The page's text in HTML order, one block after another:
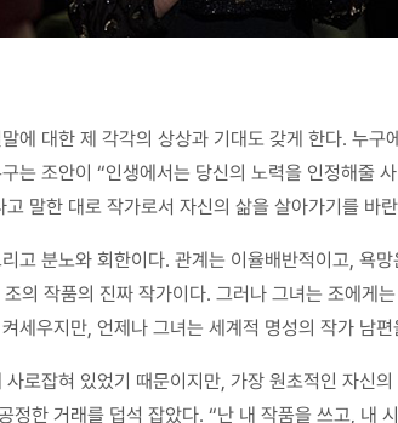
에 대한 제 각각의 상상과 기대도 갖게 한다. 누
는 조안이 “인생에서는 당신의 노력을 인정해줄
말한 대로 작가로서 자신의 삶을 살아가기를 바
고 분노와 회한이다. 관계는 이율배반적이고,
의 작품의 진짜 작가이다. 그러나 그녀는 조에게
세우지만, 언제나 그녀는 세계적 명성의 작가 남
로잡혀 있었기 때문이지만, 가장 원초적인 자신
한 거래를 덥석 잡았다. “난 내 작품을 쓰고, 내